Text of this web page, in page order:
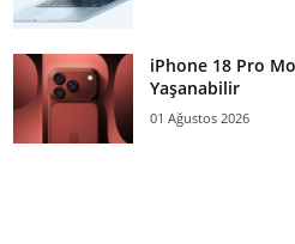
iPhone 18 Pro
Yaşanabilir
01 Ağustos 2026